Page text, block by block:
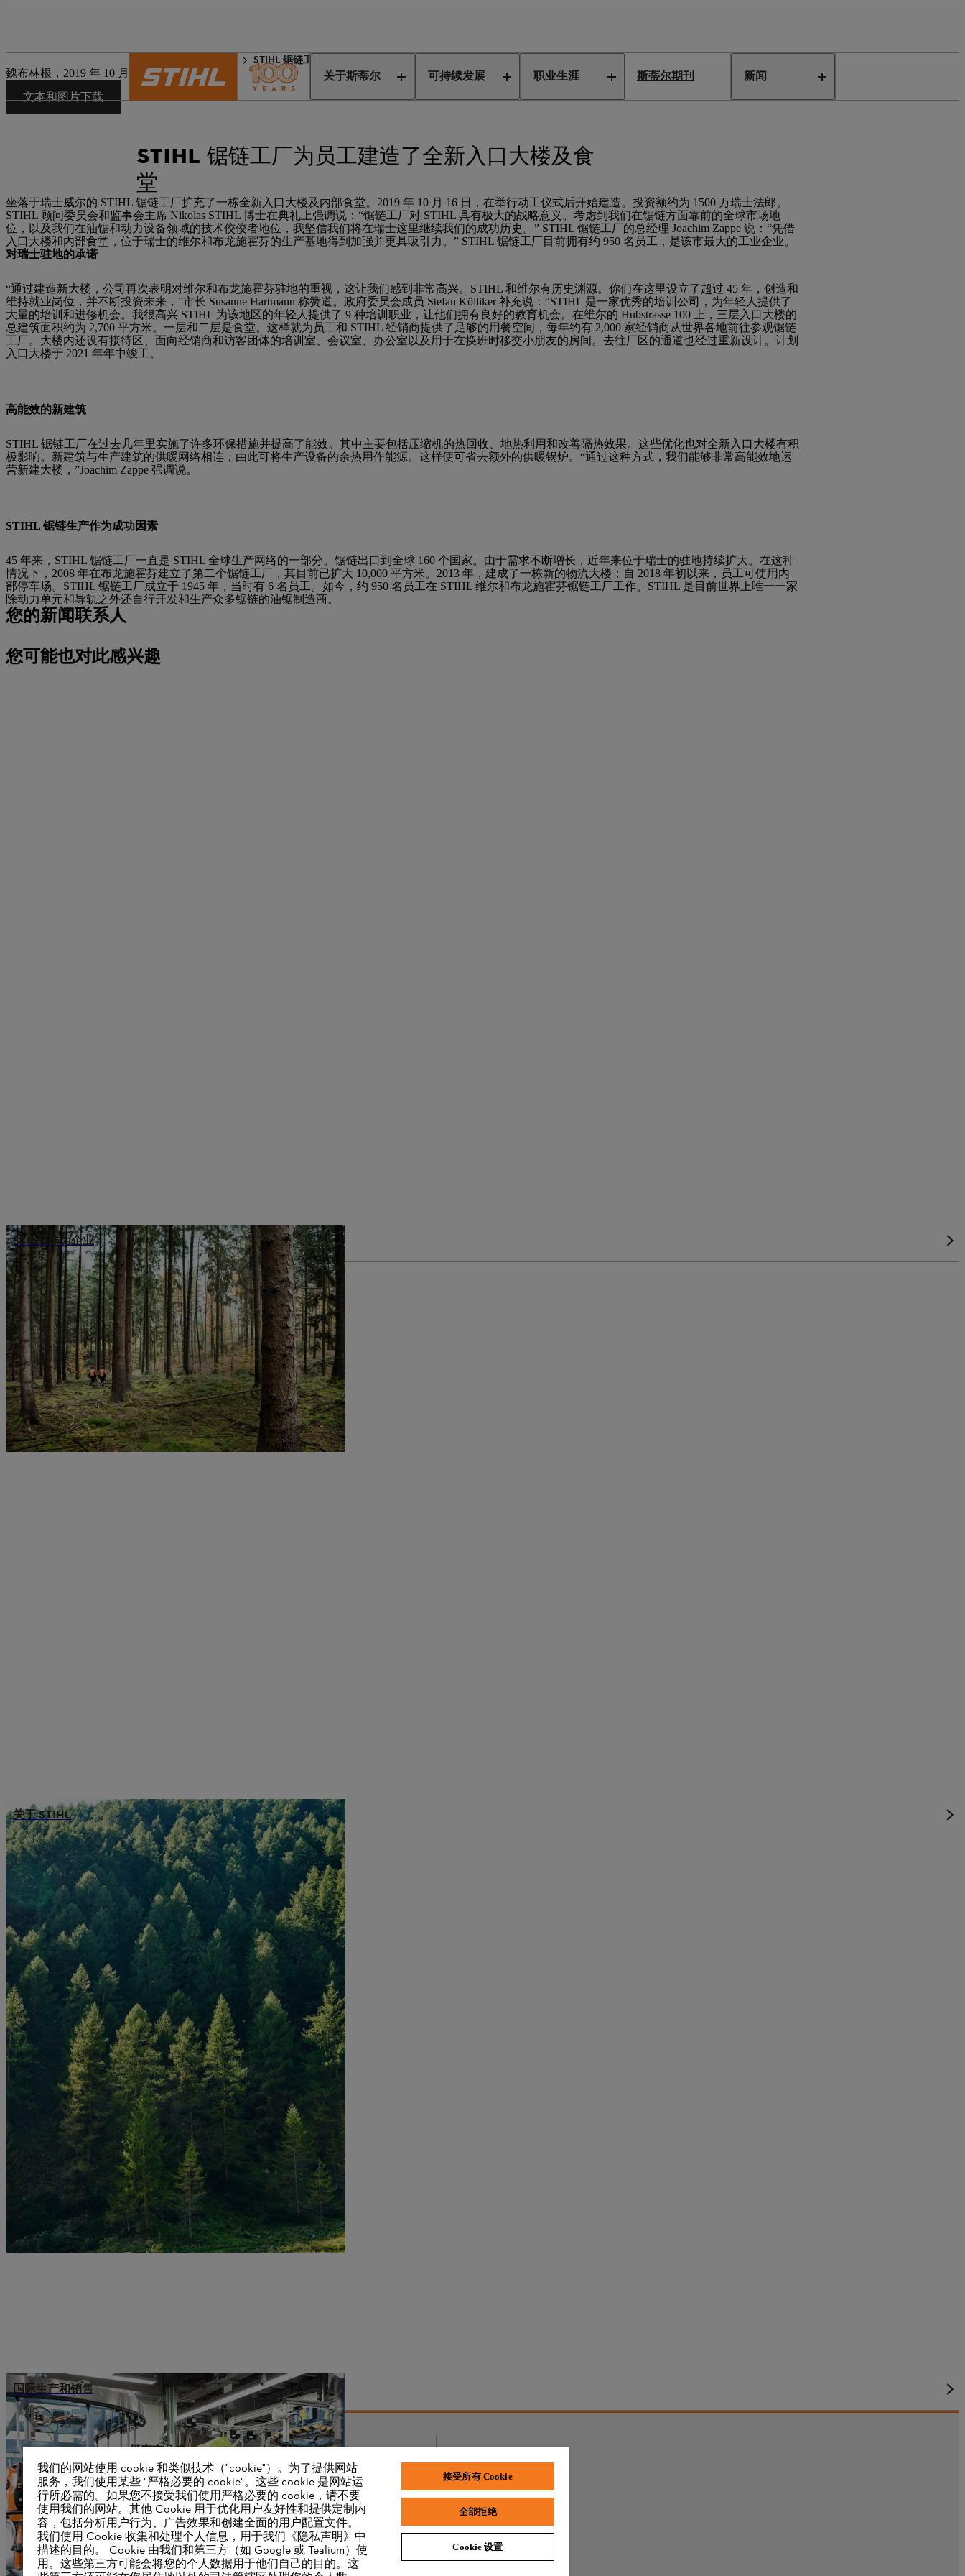
关于斯蒂尔 可持续发展 职业生涯 斯蒂尔期刊 新闻
STIHL 锯链工厂为员工建造了全新入口大楼及食堂
魏布林根，2019 年 10 月 16 日 | 企业新闻稿
文本和图片下载
STIHL 锯链工厂为员工建造了全新入口大楼及食
堂
坐落于瑞士威尔的 STIHL 锯链工厂扩充了一栋全新入口大楼及内部食堂。2019 年 10 月 16 日，在举行动工仪式后开始建造。投资额约为 1500 万瑞士法郎。
STIHL 顾问委员会和监事会主席 Nikolas STIHL 博士在典礼上强调说：“锯链工厂对 STIHL 具有极大的战略意义。考虑到我们在锯链方面靠前的全球市场地
位，以及我们在油锯和动力设备领域的技术佼佼者地位，我坚信我们将在瑞士这里继续我们的成功历史。” STIHL 锯链工厂的总经理 Joachim Zappe 说：“凭借
入口大楼和内部食堂，位于瑞士的维尔和布龙施霍芬的生产基地得到加强并更具吸引力。” STIHL 锯链工厂目前拥有约 950 名员工，是该市最大的工业企业。
对瑞士驻地的承诺
“通过建造新大楼，公司再次表明对维尔和布龙施霍芬驻地的重视，这让我们感到非常高兴。STIHL 和维尔有历史渊源。你们在这里设立了超过 45 年，创造和
维持就业岗位，并不断投资未来，”市长 Susanne Hartmann 称赞道。政府委员会成员 Stefan Kölliker 补充说：“STIHL 是一家优秀的培训公司，为年轻人提供了
大量的培训和进修机会。我很高兴 STIHL 为该地区的年轻人提供了 9 种培训职业，让他们拥有良好的教育机会。在维尔的 Hubstrasse 100 上，三层入口大楼的
总建筑面积约为 2,700 平方米。一层和二层是食堂。这样就为员工和 STIHL 经销商提供了足够的用餐空间，每年约有 2,000 家经销商从世界各地前往参观锯链
工厂。大楼内还设有接待区、面向经销商和访客团体的培训室、会议室、办公室以及用于在换班时移交小朋友的房间。去往厂区的通道也经过重新设计。计划
入口大楼于 2021 年年中竣工。
高能效的新建筑
STIHL 锯链工厂在过去几年里实施了许多环保措施并提高了能效。其中主要包括压缩机的热回收、地热利用和改善隔热效果。这些优化也对全新入口大楼有积
极影响。新建筑与生产建筑的供暖网络相连，由此可将生产设备的余热用作能源。这样便可省去额外的供暖锅炉。“通过这种方式，我们能够非常高能效地运
营新建大楼，”Joachim Zappe 强调说。
STIHL 锯链生产作为成功因素
45 年来，STIHL 锯链工厂一直是 STIHL 全球生产网络的一部分。锯链出口到全球 160 个国家。由于需求不断增长，近年来位于瑞士的驻地持续扩大。在这种
情况下，2008 年在布龙施霍芬建立了第二个锯链工厂，其目前已扩大 10,000 平方米。2013 年，建成了一栋新的物流大楼；自 2018 年初以来，员工可使用内
部停车场。STIHL 锯链工厂成立于 1945 年，当时有 6 名员工。如今，约 950 名员工在 STIHL 维尔和布龙施霍芬锯链工厂工作。STIHL 是目前世界上唯一一家
除动力单元和导轨之外还自行开发和生产众多锯链的油锯制造商。
您的新闻联系人
您可能也对此感兴趣
STIHL 作为企业
关于 STIHL
国际生产和销售
供应商信息
产品
联系方式
职业生涯
举报系统
奖项和荣誉
我们的网站使用 cookie 和类似技术（"cookie"）。为了提供网站
服务，我们使用某些 "严格必要的 cookie"。这些 cookie 是网站运
行所必需的。如果您不接受我们使用严格必要的 cookie，请不要
使用我们的网站。其他 Cookie 用于优化用户友好性和提供定制内
容，包括分析用户行为、广告效果和创建全面的用户配置文件。
我们使用 Cookie 收集和处理个人信息，用于我们《隐私声明》中
描述的目的。 Cookie 由我们和第三方（如 Google 或 Tealium）使
用。这些第三方可能会将您的个人数据用于他们自己的目的。这
接受所有 Cookie
全部拒绝
Cookie 设置